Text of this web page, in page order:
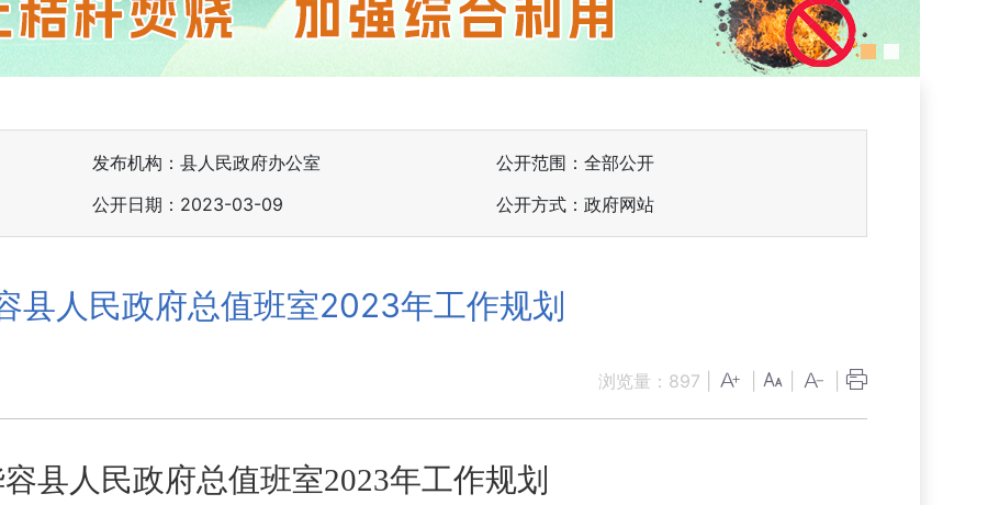
发布机构：县人民政府办公室
公开范围：全部公开
公开日期：2023-03-09 公开方式：政府网站
县人民政府总值班室2023年工作规划
浏览量： 897
县人民政府总值班室2023年工作规划